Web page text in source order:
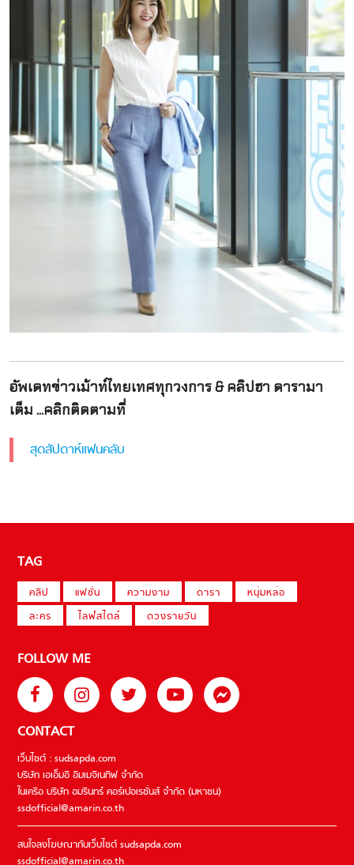
อัพเดทข่าวเม้าท์ไทยเทศทุกวงการ & คลิปฮา ดารามา
เต็ม ...คลิกติดตามที่
สุดสัปดาห์แฟนคลับ
TAG
คลิป แฟชั่น ความงาม ดารา
หนุ่มหล่อ
ละคร
ไลฟ์สไตล์ ดวงรายวัน
FOLLOW ME
CONTACT
เว็บไซต์ : sudsapda.com
บริษัท เอเอ็มอี อิมเมจิเนทีฟ จำกัด
ในเครือ บริษัท อมรินทร์ คอร์เปอเรชั่นส์ จำกัด (มหาชน)
ssdofficial@amarin.co.th
สนใจลงโฆษณากับเว็บไซต์ sudsapda.com